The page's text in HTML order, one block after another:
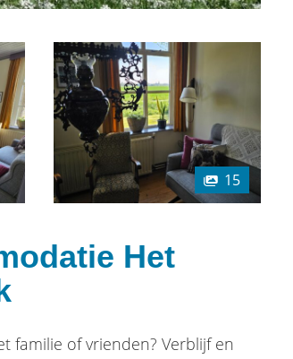
15
Het
familie of vrienden? Verblijf en